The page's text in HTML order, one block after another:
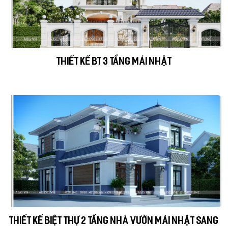
THIẾT KẾ BT 3 TẦNG MÁI NHẬT
THIẾT KẾ BIỆT THỰ 2 TẦNG NHÀ VƯỜN MÁI NHẬT SANG